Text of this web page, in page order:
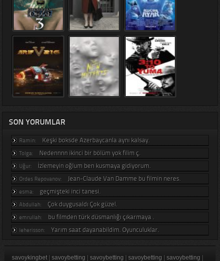
SON YORUMLAR
Ramin: Keşki boksde Azerbaycanla aynı kalsay.
Tolga: Nedennnn ikinci bir bölüm yok filim ç.
Uğur: İzlemeyin oğlum ben kusmaya gidiyorum.
Ordes Repovanov: Jean-Claude Van Damme bu filmin neres.
esma: geçmişteki inci tanesi.
Abdullah: Çok duygusaldı Çok güzel.
emrullah: bu filmden türk düsmanlığı çıkarmaya .
leherisson: Yarım saat dayanabildim. Oyunculuklar.
savoykingbet| savoybetting | savoybetting | savoybetting | savoybetting |